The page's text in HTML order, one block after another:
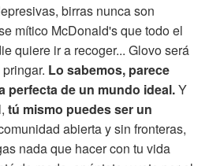
birras nunca son
mítico McDonald's que todo el
quiere ir a recoger... Glovo será
Lo sabemos, parece
perfecta de un mundo ideal.Y
tú mismo puedes ser un
abierta y sin fronteras,
nada que hacer con tu vida